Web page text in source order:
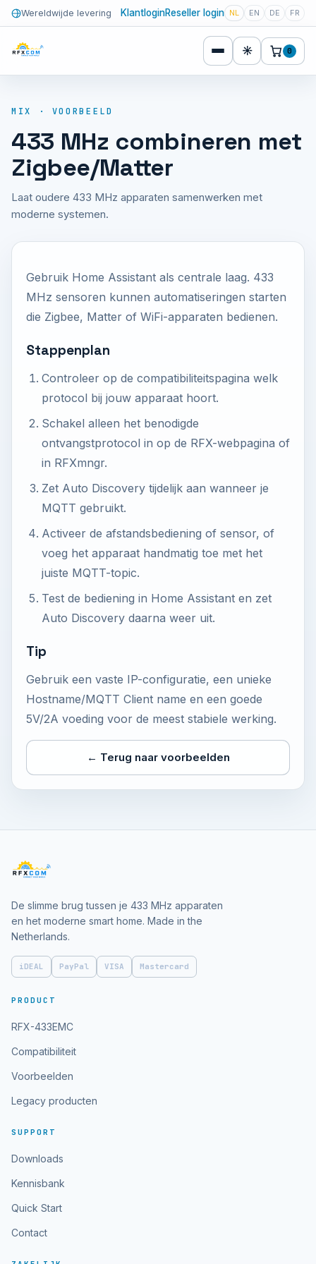
Wereldwijde levering KlantloginReseller login NL EN DE FR
☀ 0
MIX · VOORBEELD
433 MHz combineren met
Zigbee/Matter
Laat oudere 433 MHz apparaten samenwerken met
moderne systemen.
Gebruik Home Assistant als centrale laag. 433
MHz sensoren kunnen automatiseringen starten
die Zigbee, Matter of WiFi-apparaten bedienen.
Stappenplan
Controleer op de compatibiliteitspagina welk
protocol bij jouw apparaat hoort.
Schakel alleen het benodigde
ontvangstprotocol in op de RFX-webpagina of
in RFXmngr.
Zet Auto Discovery tijdelijk aan wanneer je
MQTT gebruikt.
Activeer de afstandsbediening of sensor, of
voeg het apparaat handmatig toe met het
juiste MQTT-topic.
Test de bediening in Home Assistant en zet
Auto Discovery daarna weer uit.
Tip
Gebruik een vaste IP-configuratie, een unieke
Hostname/MQTT Client name en een goede
5V/2A voeding voor de meest stabiele werking.
← Terug naar voorbeelden
De slimme brug tussen je 433 MHz apparaten
en het moderne smart home. Made in the
Netherlands.
iDEAL PayPal VISA Mastercard
PRODUCT
RFX-433EMC
Compatibiliteit
Voorbeelden
Legacy producten
SUPPORT
Downloads
Kennisbank
Quick Start
Contact